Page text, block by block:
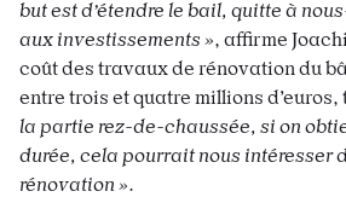
but est d’étendre le bail, quitte à
aux investissements », affirme
coût des travaux de rénovation du
entre trois et quatre millions d’euros,
la partie rez-de-chaussée, si on
durée, cela pourrait nous intéresser
rénovation ».